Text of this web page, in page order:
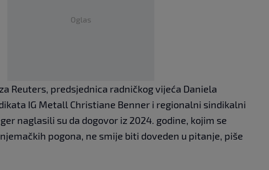
Oglas
Reuters, predsjednica radničkog vijeća Daniela
IG Metall Christiane Benner i regionalni sindikalni
naglasili su da dogovor iz 2024. godine, kojim se
pogona, ne smije biti doveden u pitanje, piše